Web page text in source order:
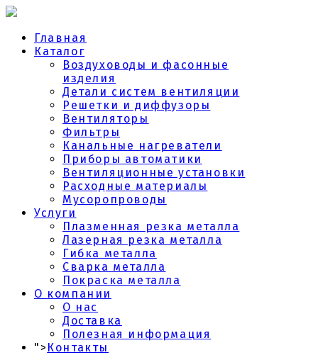
Главная
Каталог
Воздуховоды и фасонные
изделия
Детали систем вентиляции
Решетки и диффузоры
Вентиляторы
Фильтры
Канальные нагреватели
Приборы автоматики
Вентиляционные установки
Расходные материалы
Мусоропроводы
Услуги
Плазменная резка металла
Лазерная резка металла
Гибка металла
Сварка металла
Покраска металла
О компании
О нас
Доставка
Полезная информация
"> Контакты